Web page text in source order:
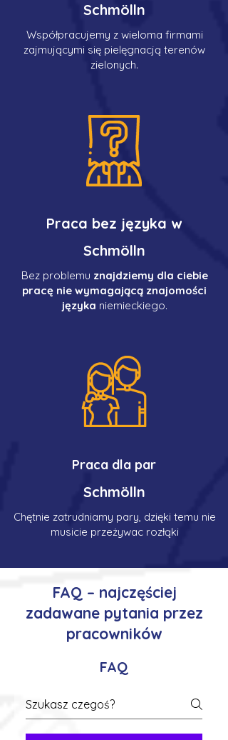
Schmölln
Współpracujemy z wieloma firmami
zajmującymi się pielęgnacją terenów
zielonych.
Praca bez języka w
Schmölln
Bez problemu znajdziemy dla ciebie
pracę nie wymagającą znajomości
języka niemieckiego.
Praca dla par
Schmölln
Chętnie zatrudniamy pary, dzięki temu nie
musicie przeżywac rozłąki
FAQ – najczęściej
zadawane pytania przez
pracowników
FAQ